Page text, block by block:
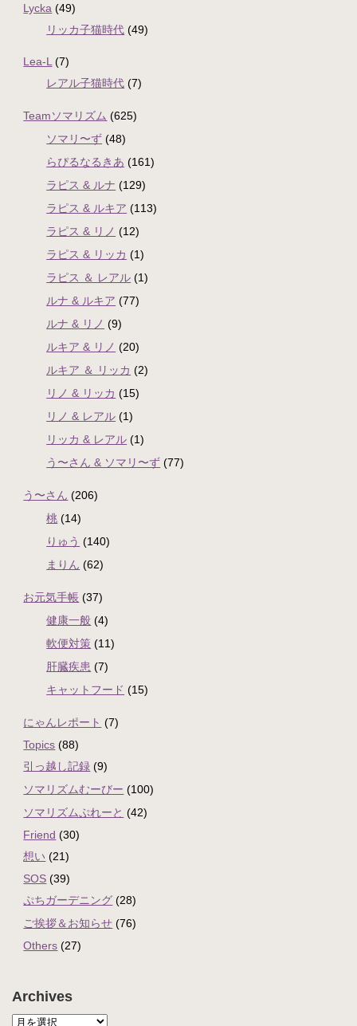
Lycka (49)
リッカ子猫時代 (49)
Lea-L (7)
レアル子猫時代 (7)
Teamソマリズム (625)
ソマリ〜ず (48)
らぴるなるきあ (161)
ラピス & ルナ (129)
ラピス & ルキア (113)
ラピス & リノ (12)
ラピス & リッカ (1)
ラピス ＆ レアル (1)
ルナ & ルキア (77)
ルナ & リノ (9)
ルキア & リノ (20)
ルキア ＆ リッカ (2)
リノ & リッカ (15)
リノ & レアル (1)
リッカ & レアル (1)
う〜さん & ソマリ〜ず (77)
う〜さん (206)
桃 (14)
りゅう (140)
まりん (62)
お元気手帳 (37)
健康一般 (4)
軟便対策 (11)
肝臓疾患 (7)
キャットフード (15)
にゃんレポート (7)
Topics (88)
引っ越し記録 (9)
ソマリズムむーびー (100)
ソマリズムぷれーと (42)
Friend (30)
想い (21)
SOS (39)
ぷちガーデニング (28)
ご挨拶＆お知らせ (76)
Others (27)
Archives